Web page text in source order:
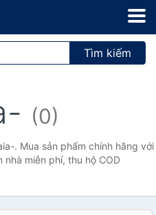
Tìm kiếm
(0)
. Mua sản phẩm chính hãng với
miễn phí, thu hộ COD